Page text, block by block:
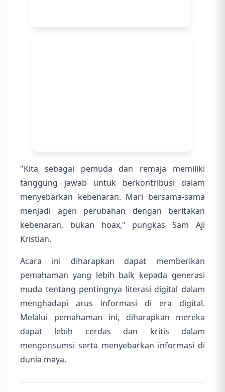
"Kita sebagai pemuda dan remaja memiliki
tanggung jawab untuk berkontribusi dalam
menyebarkan kebenaran. Mari bersama-sama
menjadi agen perubahan dengan beritakan
kebenaran, bukan hoax," pungkas Sam Aji
Kristian.
Acara ini diharapkan dapat memberikan
pemahaman yang lebih baik kepada generasi
muda tentang pentingnya literasi digital dalam
menghadapi arus informasi di era digital.
Melalui pemahaman ini, diharapkan mereka
dapat lebih cerdas dan kritis dalam
mengonsumsi serta menyebarkan informasi di
dunia maya.